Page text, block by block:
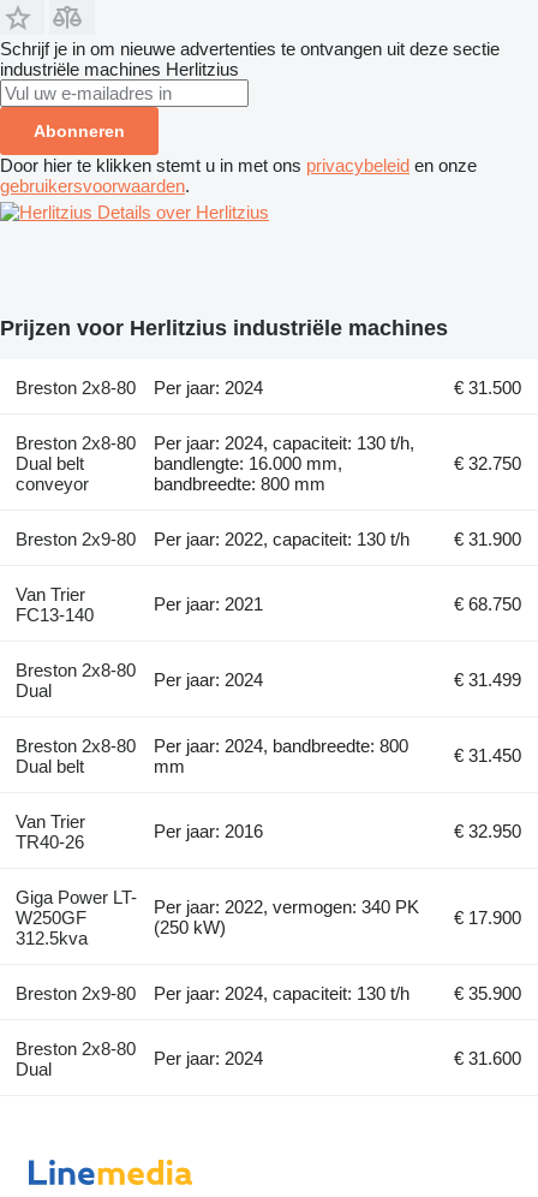
Schrijf je in om nieuwe advertenties te ontvangen uit deze sectie
industriële machines Herlitzius
Abonneren
Door hier te klikken stemt u in met ons privacybeleid en onze
gebruikersvoorwaarden.
Details over Herlitzius
Prijzen voor Herlitzius industriële machines
Breston 2x8-80 Per jaar: 2024 € 31.500
Breston 2x8-80
Dual belt
conveyor
Per jaar: 2024, capaciteit: 130 t/h,
bandlengte: 16.000 mm,
bandbreedte: 800 mm
€ 32.750
Breston 2x9-80 Per jaar: 2022, capaciteit: 130 t/h € 31.900
Van Trier
FC13-140
Per jaar: 2021 € 68.750
Breston 2x8-80
Dual
Per jaar: 2024 € 31.499
Breston 2x8-80
Dual belt
Per jaar: 2024, bandbreedte: 800
mm
€ 31.450
Van Trier
TR40-26
Per jaar: 2016 € 32.950
Giga Power LT-
W250GF
312.5kva
Per jaar: 2022, vermogen: 340 PK
(250 kW)
€ 17.900
Breston 2x9-80 Per jaar: 2024, capaciteit: 130 t/h € 35.900
Breston 2x8-80
Dual
Per jaar: 2024 € 31.600